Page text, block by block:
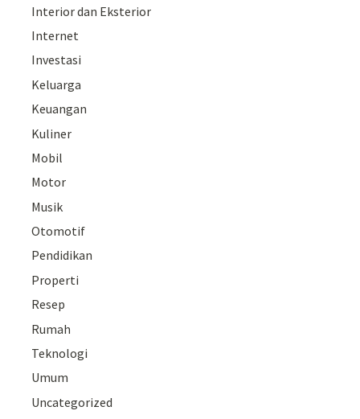
Interior dan Eksterior
Internet
Investasi
Keluarga
Keuangan
Kuliner
Mobil
Motor
Musik
Otomotif
Pendidikan
Properti
Resep
Rumah
Teknologi
Umum
Uncategorized